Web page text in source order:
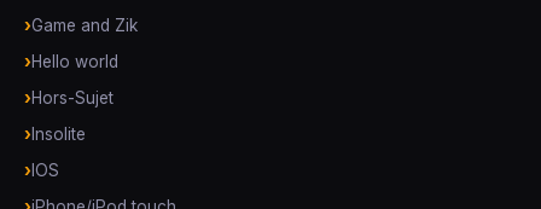
Game and Zik
Hello world
Hors-Sujet
Insolite
IOS